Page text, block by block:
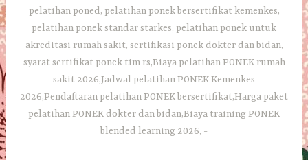
pelatihan poned, pelatihan ponek bersertifikat kemenkes,
pelatihan ponek standar starkes, pelatihan ponek untuk
akreditasi rumah sakit, sertifikasi ponek dokter dan bidan,
syarat sertifikat ponek tim rs,Biaya pelatihan PONEK rumah
sakit 2026,Jadwal pelatihan PONEK Kemenkes
2026,Pendaftaran pelatihan PONEK bersertifikat,Harga paket
pelatihan PONEK dokter dan bidan,Biaya training PONEK
blended learning 2026,